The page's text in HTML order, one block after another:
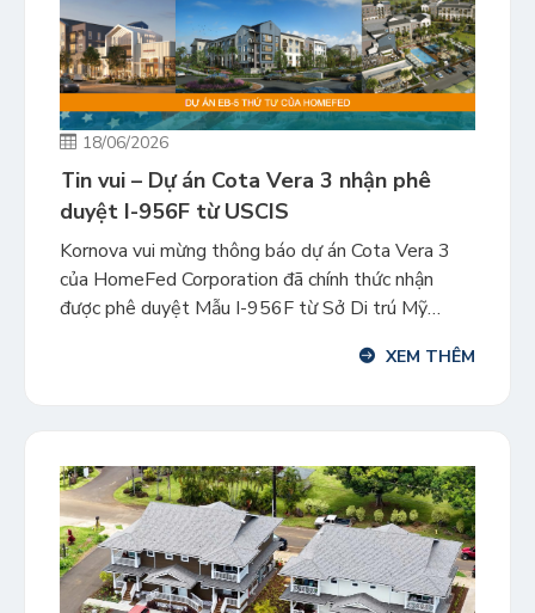
18/06/2026
Tin vui – Dự án Cota Vera 3 nhận phê
duyệt I-956F từ USCIS
Kornova vui mừng thông báo dự án Cota Vera 3
của HomeFed Corporation đã chính thức nhận
được phê duyệt Mẫu I-956F từ Sở Di trú Mỹ
dân cư quy mô lớn nằm trong đại đô thị quy hoạch
XEM THÊM